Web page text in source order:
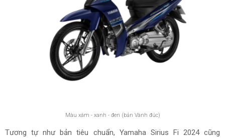
Màu xám - xanh - đen (bản Vành đúc)
Tương tự như bản tiêu chuẩn, Yamaha Sirius Fi 2024 cũng